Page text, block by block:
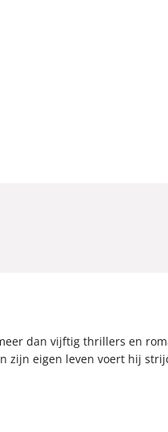
dan vijftig thrillers en
zijn eigen leven voert hij